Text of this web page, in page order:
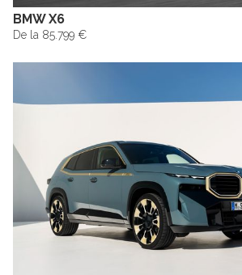
BMW X6
De la 85.799 €